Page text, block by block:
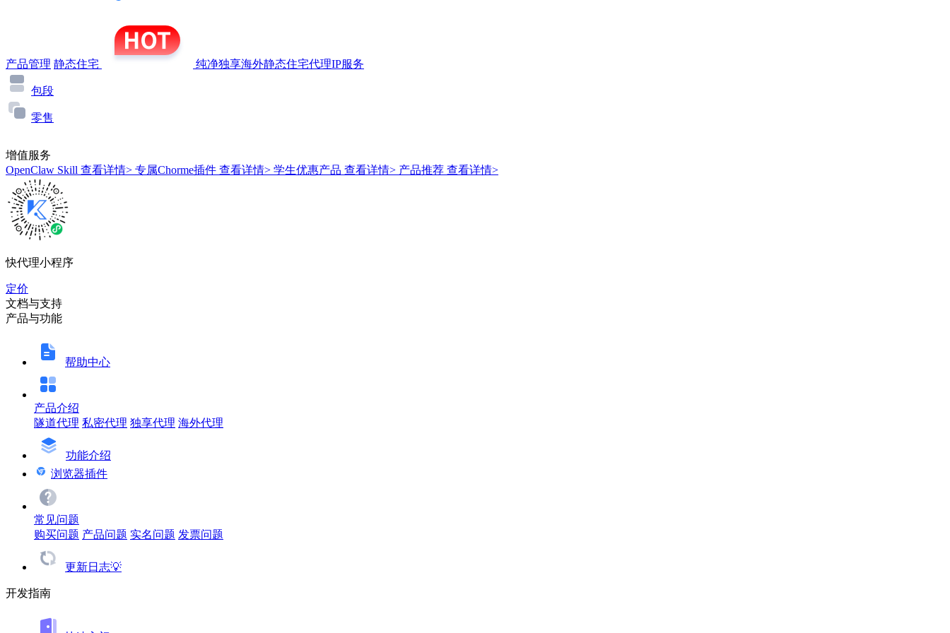
产品管理 静态住宅 纯净独享海外静态住宅代理IP服务
包段
零售
增值服务
OpenClaw Skill 查看详情> 专属Chorme插件 查看详情> 学生优惠产品 查看详情> 产品推荐 查看详情>
快代理小程序
定价
文档与支持
产品与功能
帮助中心
产品介绍
隧道代理 私密代理 独享代理 海外代理
功能介绍
浏览器插件
常见问题
购买问题 产品问题 实名问题 发票问题
更新日志💡
开发指南